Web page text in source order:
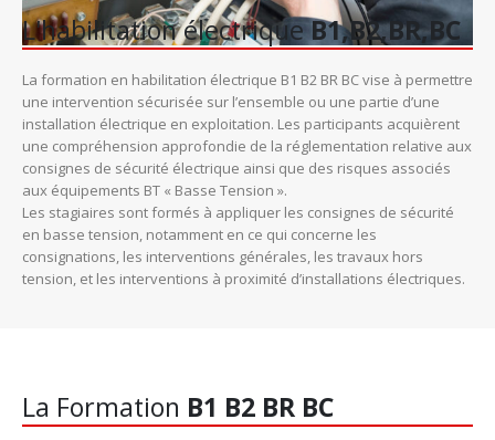
L'habilitation électriqueB1,B2,BR,BC
La formation en habilitation électrique B1 B2 BR BC vise à permettre
une intervention sécurisée sur l’ensemble ou une partie d’une
installation électrique en exploitation. Les participants acquièrent
une compréhension approfondie de la réglementation relative aux
consignes de sécurité électrique ainsi que des risques associés
aux équipements BT « Basse Tension ».
Les stagiaires sont formés à appliquer les consignes de sécurité
en basse tension, notamment en ce qui concerne les
consignations, les interventions générales, les travaux hors
tension, et les interventions à proximité d’installations électriques.
La Formation B1 B2 BR BC